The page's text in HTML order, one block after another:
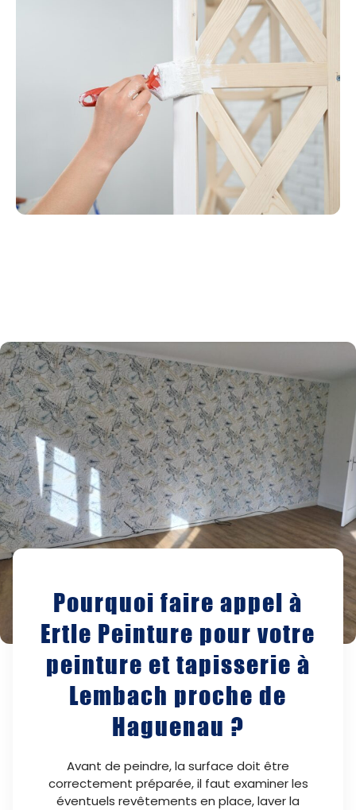
Pourquoi faire appel à
Ertle Peinture pour votre
peinture et tapisserie à
Lembach proche de
Haguenau ?
Avant de peindre, la surface doit être
correctement préparée, il faut examiner les
éventuels revêtements en place, laver la